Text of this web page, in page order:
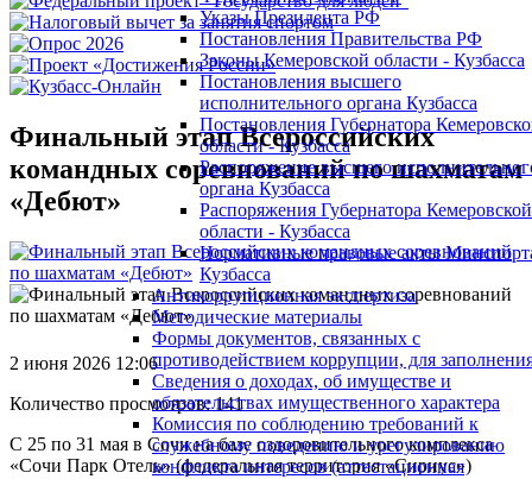
Указы Президента РФ
Постановления Правительства РФ
Законы Кемеровской области - Кузбасса
Постановления высшего
исполнительного органа Кузбасса
Постановления Губернатора
области - Кузбасса
Распоряжение высшего
органа Кузбасса
Распоряжения Губернатора Кемеровской
области - Кузбасса
Нормативные правовые акты
Кузбасса
Антикоррупционная экспертиза
Методические материалы
Формы документов, связанных с
противодействием коррупции, для
Сведения о доходах, об имуществе и
обязательствах имущественного характера
Комиссия по соблюдению требований к
служебному поведению и урегулированию
конфликта интересов (аттестационная
Финальный этап Всероссийских
командных соревнований по шахматам
«Дебют»
2 июня 2026 12:06
Количество просмотров: 141
С 25 по 31 мая в Сочи на базе оздоровительного комплекса
«Сочи Парк Отель» (федеральная территория «Сириус»)